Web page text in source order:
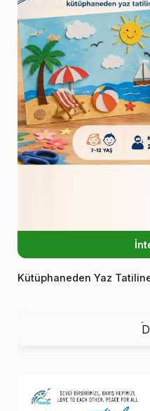
Kütüphaneden Yaz